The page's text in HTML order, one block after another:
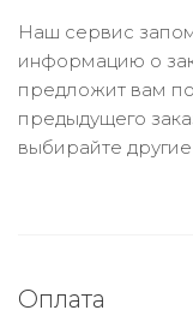
Наш сервис
информацию о
предложит вам
предыдущего
выбирайте
Оплата